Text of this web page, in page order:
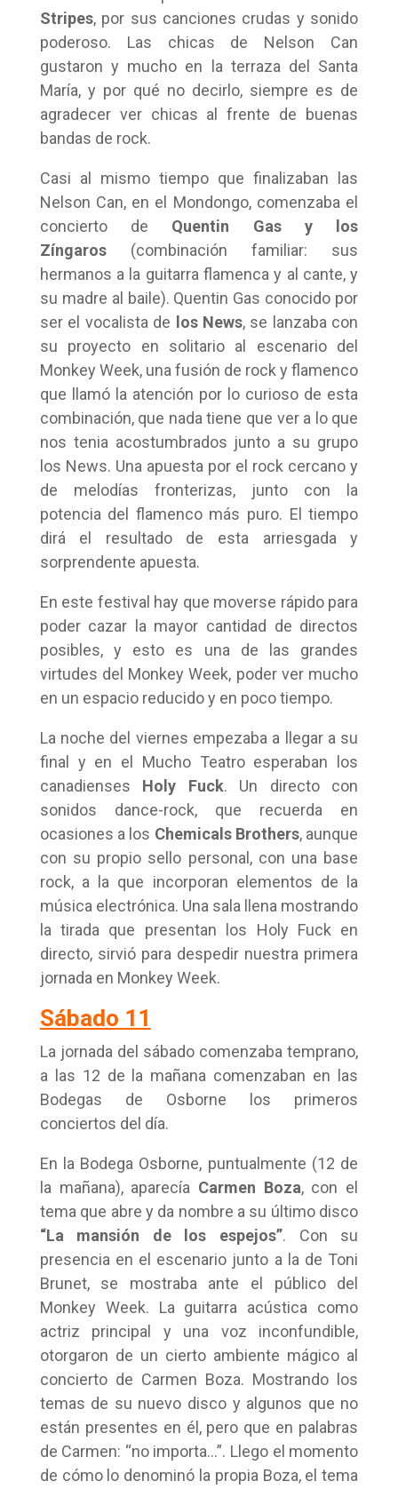
Stripes, por sus canciones crudas y sonido
poderoso. Las chicas de Nelson Can
gustaron y mucho en la terraza del Santa
María, y por qué no decirlo, siempre es de
agradecer ver chicas al frente de buenas
bandas de rock.
Casi al mismo tiempo que finalizaban las
Nelson Can, en el Mondongo, comenzaba el
concierto de Quentin Gas y los
Zíngaros (combinación familiar: sus
hermanos a la guitarra flamenca y al cante, y
su madre al baile). Quentin Gas conocido por
ser el vocalista de
los News, se lanzaba con
su proyecto en solitario al escenario del
Monkey Week, una fusión de rock y flamenco
que llamó la atención por lo curioso de esta
combinación, que nada tiene que ver a lo que
nos tenia acostumbrados junto a su grupo
los News. Una apuesta por el rock cercano y
de melodías fronterizas, junto con la
potencia del flamenco más puro. El tiempo
dirá el resultado de esta arriesgada y
sorprendente apuesta.
En este festival hay que moverse rápido para
poder cazar la mayor cantidad de directos
posibles, y esto es una de las grandes
virtudes del Monkey Week, poder ver mucho
en un espacio reducido y en poco tiempo.
La noche del viernes empezaba a llegar a su
final y en el Mucho Teatro esperaban los
canadienses Holy Fuck. Un directo con
sonidos dance-rock, que recuerda en
ocasiones a los Chemicals Brothers, aunque
con su propio sello personal, con una base
rock, a la que incorporan elementos de la
música electrónica. Una sala llena mostrando
la tirada que presentan los Holy Fuck en
directo, sirvió para despedir nuestra primera
jornada en Monkey Week.
Sábado 11
La jornada del sábado comenzaba temprano,
a las 12 de la mañana comenzaban en las
Bodegas de Osborne los primeros
conciertos del día.
En la Bodega Osborne, puntualmente (12 de
la mañana), aparecía Carmen Boza, con el
tema que abre y da nombre a su último disco
“La mansión de los espejos”. Con su
presencia en el escenario junto a la de Toni
Brunet, se mostraba ante el público del
Monkey Week. La guitarra acústica como
actriz principal y una voz inconfundible,
otorgaron de un cierto ambiente mágico al
concierto de Carmen Boza. Mostrando los
temas de su nuevo disco y algunos que no
están presentes en él, pero que en palabras
de Carmen: “no importa…”. Llego el momento
de cómo lo denominó la propia Boza, el tema